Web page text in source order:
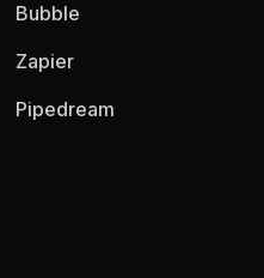
Bubble
Zapier
Pipedream